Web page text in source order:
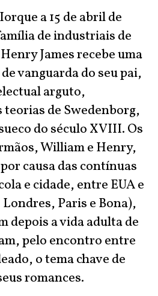
a 15 de abril de
de industriais de
James recebe uma
vanguarda do seu pai,
arguto,
de Swedenborg,
do século XVIII. Os
William e Henry,
causa das contínuas
e cidade, entre EUA e
Paris e Bona),
depois a vida adulta de
pelo encontro entre
o tema chave de
romances.